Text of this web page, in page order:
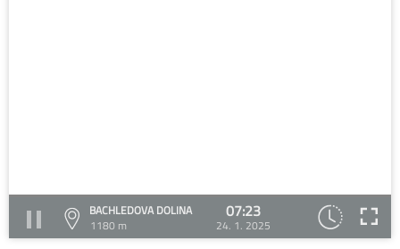
BACHLEDOVA DOLINA
1180 m
07:23
24. 1. 2025